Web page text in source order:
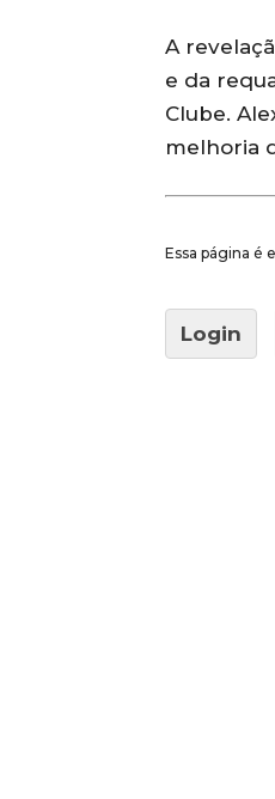
A
e da
Clube.
melhoria
Essa página é
Login